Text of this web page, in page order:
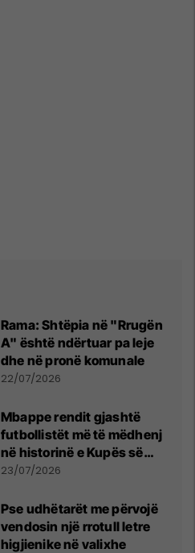
Rama: Shtëpia në "Rrugën
A" është ndërtuar pa leje
dhe në pronë komunale
22/07/2026
Mbappe rendit gjashtë
futbollistët më të mëdhenj
në historinë e Kupës së
Botës, Messi mbetet i dyti
23/07/2026
Pse udhëtarët me përvojë
vendosin një rrotull letre
higjienike në valixhe